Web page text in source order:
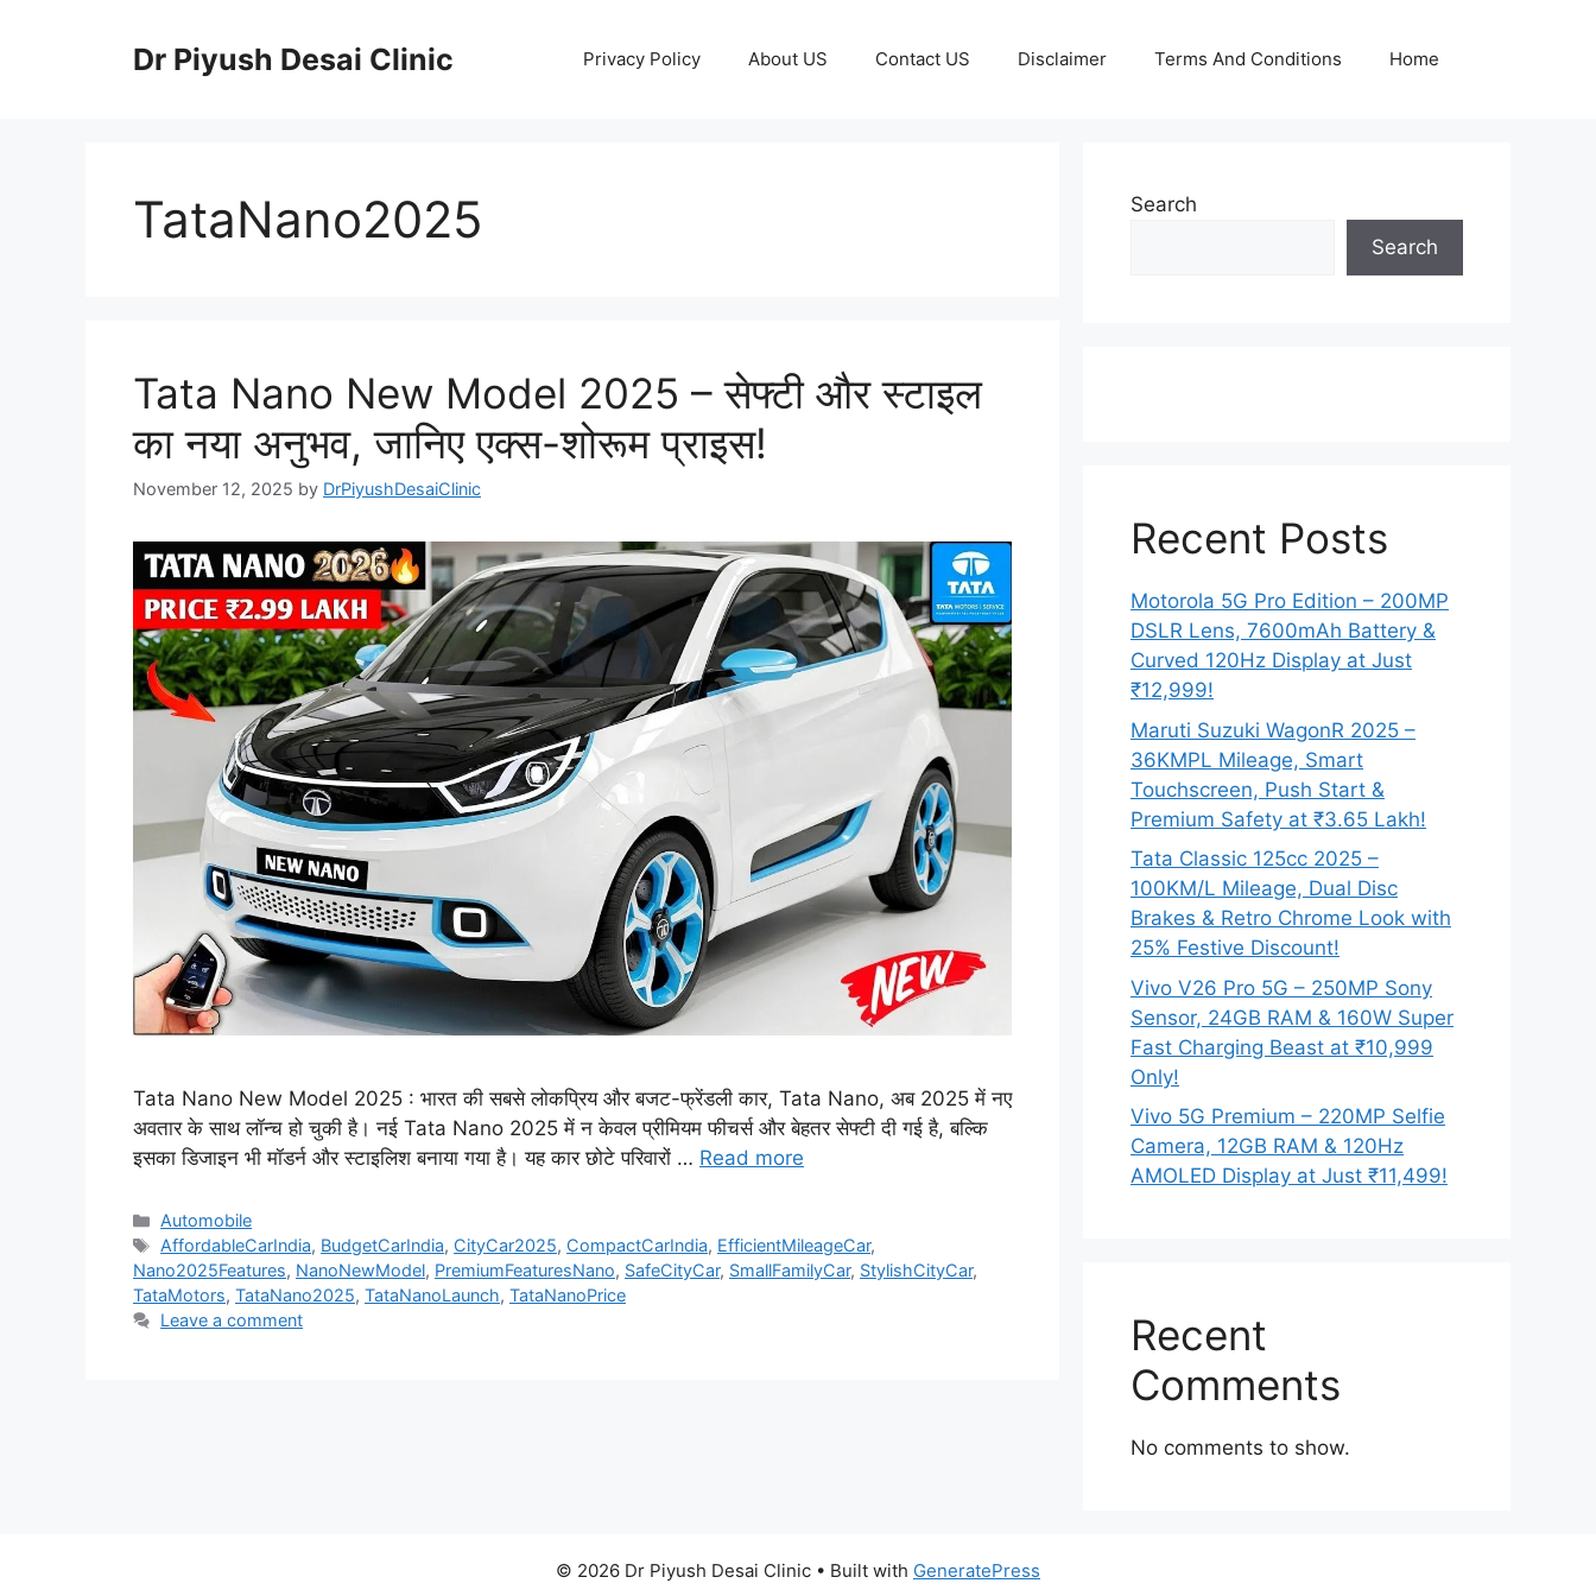
Dr Piyush Desai Clinic Privacy Policy About US Contact US Disclaimer Terms And Conditions Home
TataNano2025
Tata Nano New Model 2025 – सेफ्टी और स्टाइल
का नया अनुभव, जानिए एक्स-शोरूम प्राइस!
November 12, 2025 by DrPiyushDesaiClinic
Tata Nano New Model 2025 : भारत की सबसे लोकप्रिय और बजट-फ्रेंडली कार, Tata Nano, अब 2025 में नए
अवतार के साथ लॉन्च हो चुकी है। नई Tata Nano 2025 में न केवल प्रीमियम फीचर्स और बेहतर सेफ्टी दी गई है, बल्कि
इसका डिजाइन भी मॉडर्न और स्टाइलिश बनाया गया है। यह कार छोटे परिवारों … Read more
Categories
Automobile
Tags
AffordableCarIndia, BudgetCarIndia, CityCar2025, CompactCarIndia, EfficientMileageCar,
Nano2025Features, NanoNewModel, PremiumFeaturesNano, SafeCityCar, SmallFamilyCar, StylishCityCar,
TataMotors, TataNano2025, TataNanoLaunch, TataNanoPrice
Leave a comment
Search
Search
Recent Posts
Motorola 5G Pro Edition – 200MP
DSLR Lens, 7600mAh Battery &
Curved 120Hz Display at Just
₹12,999!
Maruti Suzuki WagonR 2025 –
36KMPL Mileage, Smart
Touchscreen, Push Start &
Premium Safety at ₹3.65 Lakh!
Tata Classic 125cc 2025 –
100KM/L Mileage, Dual Disc
Brakes & Retro Chrome Look with
25% Festive Discount!
Vivo V26 Pro 5G – 250MP Sony
Sensor, 24GB RAM & 160W Super
Fast Charging Beast at ₹10,999
Only!
Vivo 5G Premium – 220MP Selfie
Camera, 12GB RAM & 120Hz
AMOLED Display at Just ₹11,499!
Recent
Comments
No comments to show.
© 2026 Dr Piyush Desai Clinic • Built with GeneratePress